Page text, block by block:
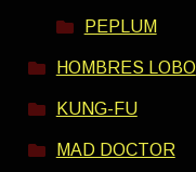
PEPLUM
HOMBRES LOBO
KUNG-FU
MAD DOCTOR